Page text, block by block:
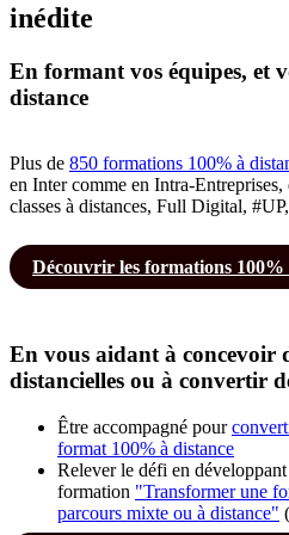
inédite
En formant vos équipes, et
distance
Plus de 850 formations 100% à
en Inter comme en Intra-Entreprises,
classes à distances, Full Digital,
Découvrir les formations 100%
En vous aidant à concevoir
distancielles ou à convertir
Être accompagné pour
format 100% à distance
Relever le défi en
formation "Transformer une
parcours mixte ou à distance"